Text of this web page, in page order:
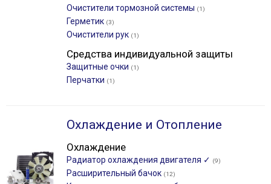
Очистители тормозной системы (1)
Герметик (3)
Очистители рук (1)
Средства индивидуальной защиты
Защитные очки (1)
Перчатки (1)
Охлаждение и Отопление
Охлаждение
Радиатор охлаждения двигателя ✓ (9)
Расширительный бачок (12)